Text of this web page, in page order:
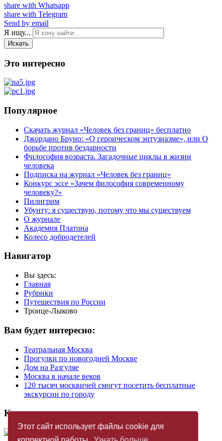
Этот сайт использует файлы cookie для
share with Whatsapp
share with Telegram
Send by email
Я ищу...
Искать
Это интересно
Популярное
Скачать журнал «Человек без границ» бесплатно
Джордано Бруно: «О героическом энтузиазме», или О
борьбе против бездарности
Философия возраста. Загадочные циклы в жизни
человека
Подписка на журнал «Человек без границ»
Конкурс эссе «Зачем философия современному
человеку?»
Пилигрим
Убунту: я существую, потому что мы существуем
О журнале
Академия Платона
Колесо добродетелей
Навигатор
Вы здесь:
Главная
Рубрики
Путешествия по России
Троице-Лыково
Вам будет интересно:
Театральная Москва
Прогулки по новогодней Москве
Дом на Разгуляе
Москва в начале веков
120 тысяч москвичей смогут посетить бесплатные
экскурсии по городу
Купить журнал